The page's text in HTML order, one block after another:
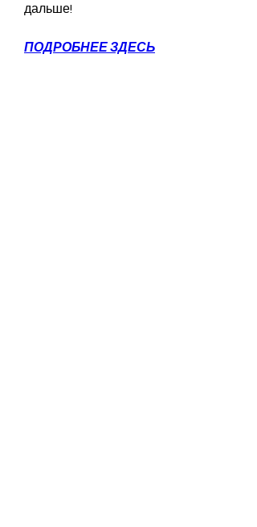
дальше!
ПОДРОБНЕЕ ЗДЕСЬ